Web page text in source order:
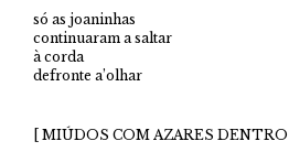
só as joaninhas
continuaram a saltar
à corda
defronte a’olhar
[ MIÚDOS COM AZARES DENTRO ]